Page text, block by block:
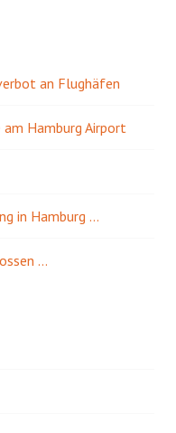
an Flughäfen
Hamburg Airport
in Hamburg …
…